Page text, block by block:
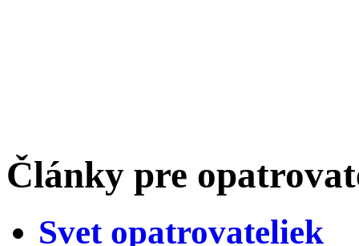
Články pre
Svet opatrovateliek